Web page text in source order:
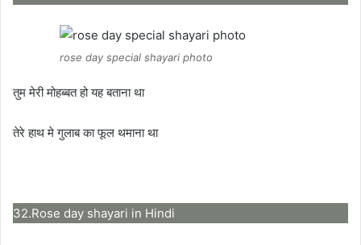
rose day special shayari photo
तुम मेरी मोहब्बत हो यह बताना था
तेरे हाथ मे गुलाब का फूल थमाना था
32.Rose day shayari in Hindi